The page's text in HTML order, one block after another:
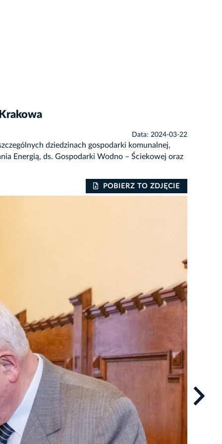
Data: 2024-03-22
dziedzinach gospodarki komunalnej,
Energią, ds. Gospodarki Wodno – Ściekowej oraz
POBIERZ TO ZDJĘCIE